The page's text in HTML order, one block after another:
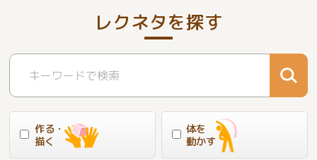
レクネタを探す
作る・
描く
体を
動かす